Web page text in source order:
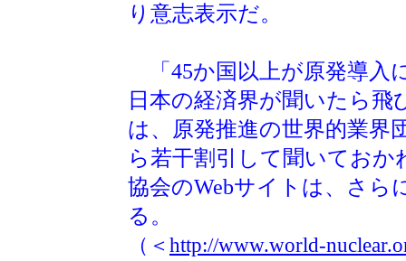
り意志表示だ。
「45か国以上が原発導入
日本の経済界が聞いたら
は、原発推進の世界的業界
ら若干割引して聞いてお
協会のWebサイトは、さら
る。
（＜ http://www.world-